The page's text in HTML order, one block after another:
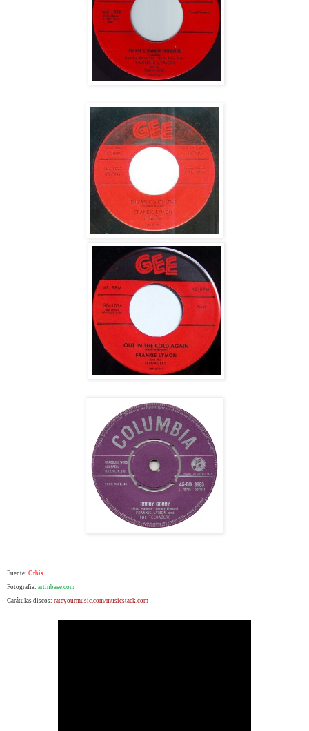
Fuente: Orbis
Fotografía: artinbase.com
Carátulas discos: rateyourmusic.com/musicstack.com